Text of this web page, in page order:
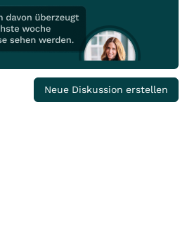
Neue Diskussion erstellen